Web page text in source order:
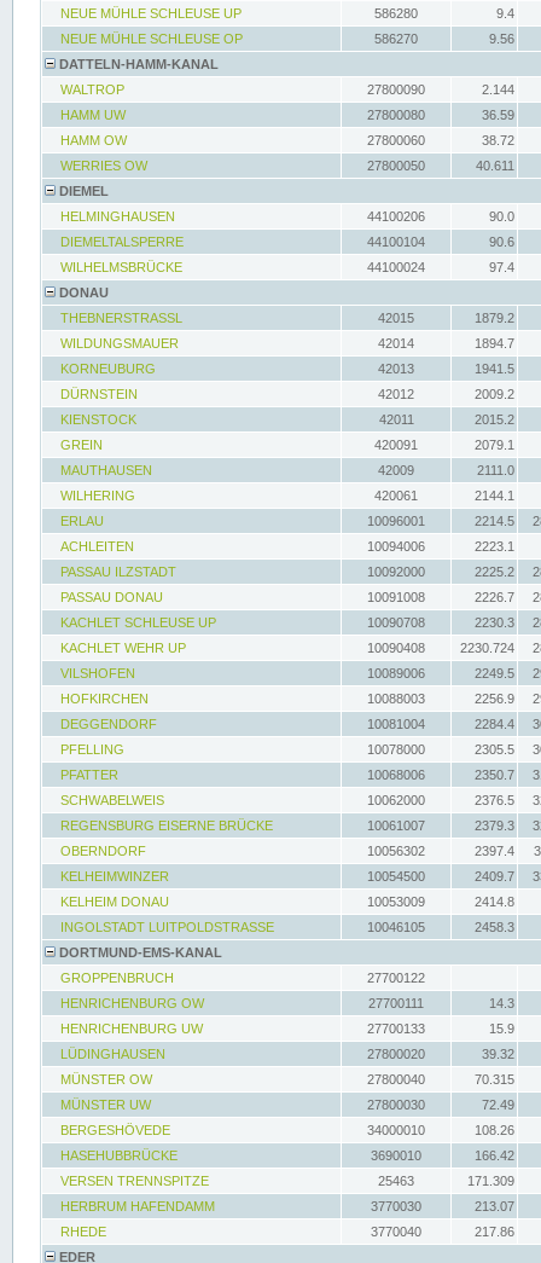
NEUE MÜHLE SCHLEUSE UP
586280
9.4
NEUE MÜHLE SCHLEUSE OP
586270
9.56
DATTELN-HAMM-KANAL
WALTROP
27800090
2.144
HAMM UW
27800080
36.59
HAMM OW
27800060
38.72
WERRIES OW
27800050
40.611
DIEMEL
HELMINGHAUSEN
44100206
90.0
DIEMELTALSPERRE
44100104
90.6
WILHELMSBRÜCKE
44100024
97.4
DONAU
THEBNERSTRASSL
42015
1879.2
WILDUNGSMAUER
42014
1894.7
KORNEUBURG
42013
1941.5
DÜRNSTEIN
42012
2009.2
KIENSTOCK
42011
2015.2
GREIN
420091
2079.1
MAUTHAUSEN
42009
2111.0
WILHERING
420061
2144.1
ERLAU
10096001 2214.5
ACHLEITEN
10094006
2223.1
PASSAU ILZSTADT
10092000 2225.2
PASSAU DONAU
10091008 2226.7
KACHLET SCHLEUSE UP
10090708 2230.3
KACHLET WEHR UP
10090408 2230.724
VILSHOFEN
10089006 2249.5
HOFKIRCHEN
10088003 2256.9
DEGGENDORF
10081004 2284.4
PFELLING
10078000 2305.5
PFATTER
10068006 2350.7
SCHWABELWEIS
10062000 2376.5
REGENSBURG EISERNE BRÜCKE
10061007 2379.3
OBERNDORF
10056302 2397.4
KELHEIMWINZER
10054500 2409.7
KELHEIM DONAU
10053009
2414.8
INGOLSTADT LUITPOLDSTRASSE
10046105
2458.3
DORTMUND-EMS-KANAL
GROPPENBRUCH
27700122
HENRICHENBURG OW
27700111
14.3
HENRICHENBURG UW
27700133
15.9
LÜDINGHAUSEN
27800020
39.32
MÜNSTER OW
27800040
70.315
MÜNSTER UW
27800030
72.49
BERGESHÖVEDE
34000010
108.26
HASEHUBBRÜCKE
3690010
166.42
VERSEN TRENNSPITZE
25463
171.309
HERBRUM HAFENDAMM
3770030
213.07
RHEDE
3770040
217.86
EDER